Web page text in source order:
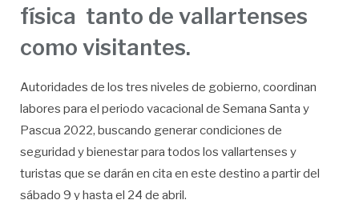
física tanto de vallartenses
como visitantes.
Autoridades de los tres niveles de gobierno, coordinan
labores para el periodo vacacional de Semana Santa y
Pascua 2022, buscando generar condiciones de
seguridad y bienestar para todos los vallartenses y
turistas que se darán en cita en este destino a partir del
sábado 9 y hasta el 24 de abril.